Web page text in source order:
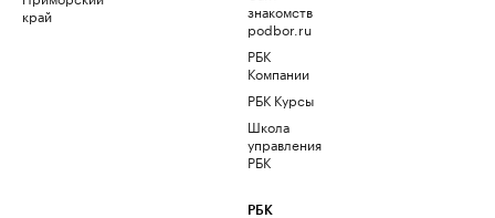
край
знакомств
podbor.ru
РБК
Компании
РБК Курсы
Школа
управления
РБК
РБК